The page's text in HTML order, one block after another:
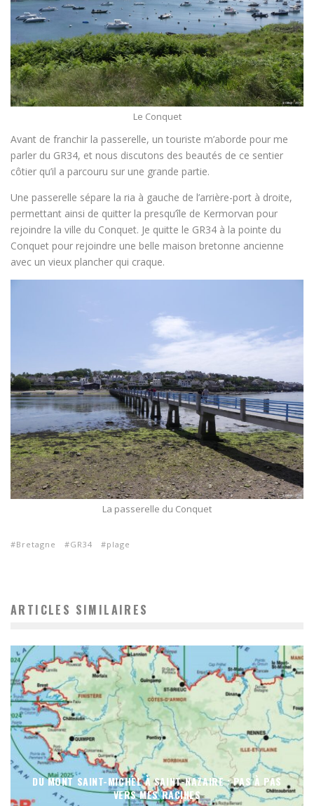
Le Conquet
Avant de franchir la passerelle, un touriste m’aborde pour me
parler du GR34, et nous discutons des beautés de ce sentier
côtier qu’il a parcouru sur une grande partie.
Une passerelle sépare la ria à gauche de l’arrière-port à droite,
permettant ainsi de quitter la presqu’île de Kermorvan pour
rejoindre la ville du Conquet. Je quitte le GR34 à la pointe du
Conquet pour rejoindre une belle maison bretonne ancienne
avec un vieux plancher qui craque.
La passerelle du Conquet
Bretagne GR34 plage
ARTICLES SIMILAIRES
DU MONT SAINT-MICHEL À SAINT-NAZAIRE : PAS À PAS
VERS MES RACINES